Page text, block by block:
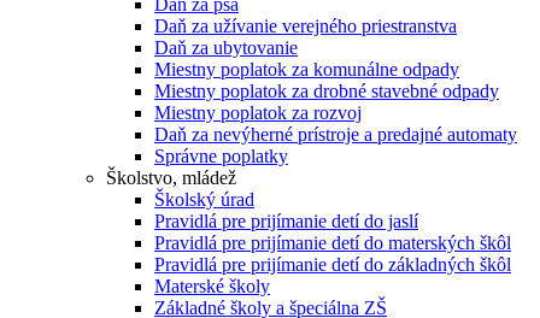
Daň za psa
Daň za užívanie verejného priestranstva
Daň za ubytovanie
Miestny poplatok za komunálne odpady
Miestny poplatok za drobné stavebné odpady
Miestny poplatok za rozvoj
Daň za nevýherné prístroje a predajné automaty
Správne poplatky
Školstvo, mládež
Školský úrad
Pravidlá pre prijímanie detí do jaslí
Pravidlá pre prijímanie detí do materských škôl
Pravidlá pre prijímanie detí do základných škôl
Materské školy
Základné školy a špeciálna ZŠ